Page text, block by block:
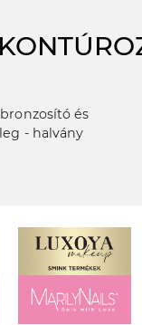
és
- halvány